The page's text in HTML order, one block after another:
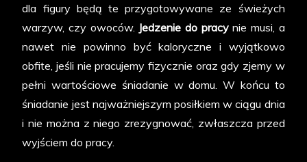
dla figury będą te przygotowywane ze świeżych
warzyw, czy owoców. Jedzenie do pracynie musi, a
nawet nie powinno być kaloryczne i wyjątkowo
obfite, jeśli nie pracujemy fizycznie oraz gdy zjemy w
pełni wartościowe śniadanie w domu. W końcu to
śniadanie jest najważniejszym posiłkiem w ciągu dnia
i nie można z niego zrezygnować, zwłaszcza przed
wyjściem do pracy.